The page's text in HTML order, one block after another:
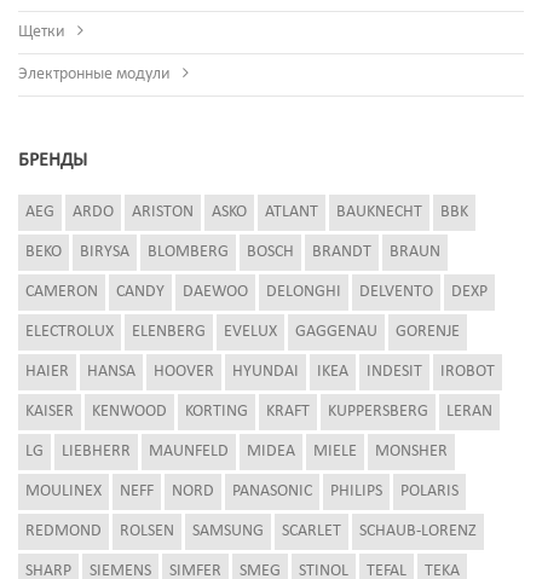
Щетки
Электронные модули
БРЕНДЫ
AEG ARDO ARISTON ASKO ATLANT BAUKNECHT BBK
BEKO BIRYSA BLOMBERG BOSCH BRANDT BRAUN
CAMERON CANDY DAEWOO DELONGHI DELVENTO DEXP
ELECTROLUX ELENBERG EVELUX GAGGENAU GORENJE
HAIER HANSA HOOVER HYUNDAI IKEA INDESIT IROBOT
KAISER KENWOOD KORTING KRAFT KUPPERSBERG LERAN
LG LIEBHERR MAUNFELD MIDEA MIELE MONSHER
MOULINEX NEFF NORD PANASONIC PHILIPS POLARIS
REDMOND ROLSEN SAMSUNG SCARLET SCHAUB-LORENZ
SHARP SIEMENS SIMFER SMEG STINOL TEFAL TEKA